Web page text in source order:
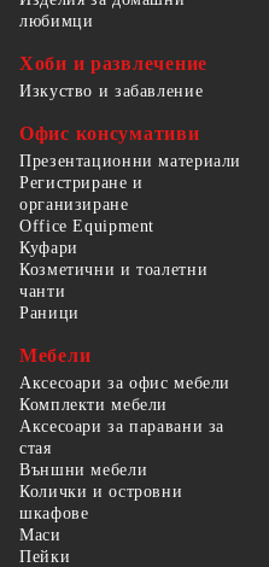
любимци
Хоби и развлечение
Изкуство и забавление
Офис консумативи
Презентационни материали
Регистриране и
организиране
Office Equipment
Куфари
Козметични и тоалетни
чанти
Раници
Мебели
Аксесоари за офис мебели
Комплекти мебели
Аксесоари за паравани за
стая
Външни мебели
Колички и островни
шкафове
Маси
Пейки